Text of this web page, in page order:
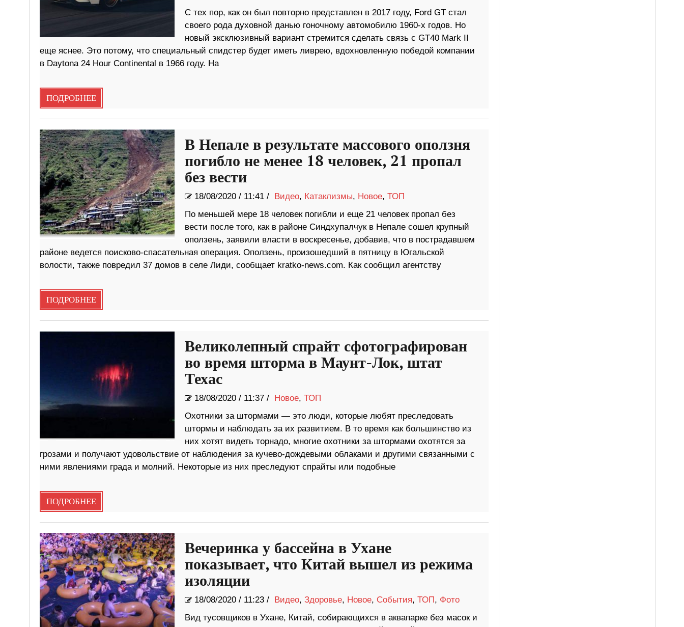
С тех пор, как он был повторно представлен в 2017 году, Ford GT стал
своего рода духовной данью гоночному автомобилю 1960-х годов. Но
новый эксклюзивный вариант стремится сделать связь с GT40 Mark II
еще яснее. Это потому, что специальный спидстер будет иметь ливрею, вдохновленную победой компании
в Daytona 24 Hour Continental в 1966 году. На
ПОДРОБНЕЕ
В Непале в результате массового оползня
погибло не менее 18 человек, 21 пропал
без вести
18/08/2020/ 11:41 / Видео, Катаклизмы, Новое, ТОП
По меньшей мере 18 человек погибли и еще 21 человек пропал без
вести после того, как в районе Синдхупалчук ​​в Непале сошел крупный
оползень, заявили власти в воскресенье, добавив, что в пострадавшем
районе ведется поисково-спасательная операция. Оползень, произошедший в пятницу в Югальской
волости, также повредил 37 домов в селе Лиди, сообщает kratko-news.com. Как сообщил агентству
ПОДРОБНЕЕ
Великолепный спрайт сфотографирован
во время шторма в Маунт-Лок, штат
Техас
18/08/2020/ 11:37 / Новое, ТОП
Охотники за штормами — это люди, которые любят преследовать
штормы и наблюдать за их развитием. В то время как большинство из
них хотят видеть торнадо, многие охотники за штормами охотятся за
грозами и получают удовольствие от наблюдения за кучево-дождевыми облаками и другими связанными с
ними явлениями града и молний. Некоторые из них преследуют спрайты или подобные
ПОДРОБНЕЕ
Вечеринка у бассейна в Ухане
показывает, что Китай вышел из режима
изоляции
18/08/2020/ 11:23 / Видео, Здоровье, Новое, События, ТОП, Фото
Вид тусовщиков в Ухане, Китай, собирающихся в аквапарке без масок и